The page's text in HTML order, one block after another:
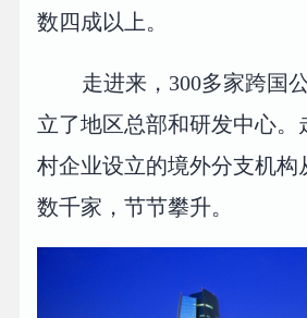
数四成以上。
走进来，300多家跨国
立了地区总部和研发中心。
村企业设立的境外分支机构
数千家，节节攀升。